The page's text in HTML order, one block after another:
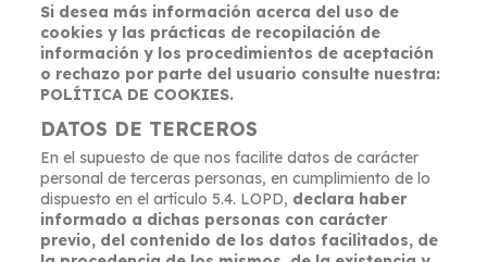
Si desea más información acerca del uso de
cookies y las prácticas de recopilación de
información y los procedimientos de aceptación
o rechazo por parte del usuario consulte nuestra:
POLÍTICA DE COOKIES.
DATOS DE TERCEROS
En el supuesto de que nos facilite datos de carácter
personal de terceras personas, en cumplimiento de lo
dispuesto en el artículo 5.4. LOPD, declara haber
informado a dichas personas con carácter
previo, del contenido de los datos facilitados, de